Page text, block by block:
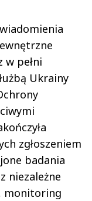
w pełni
Ukrainy
zgłoszeniem
badania
niezależne
monitoring